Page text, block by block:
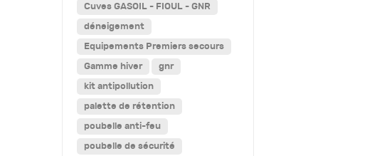
Cuves GASOIL - FIOUL - GNR
déneigement
Equipements Premiers secours
Gamme hiver gnr
kit antipollution
palette de rétention
poubelle anti-feu
poubelle de sécurité